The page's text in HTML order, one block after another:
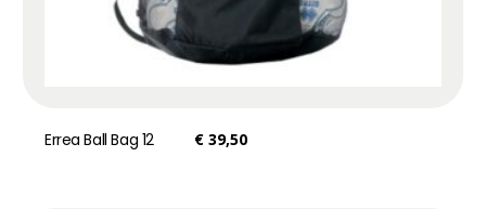
Errea Ball Bag 12 €39,50